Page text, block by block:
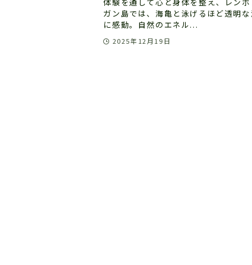
ガン島では、海亀と泳げるほど透明
に感動。自然のエネル...
2025年12月19日